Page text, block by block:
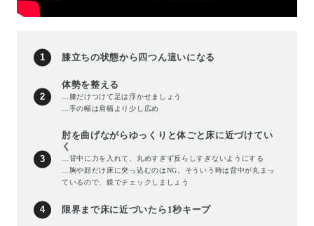
膝立ちの状態から四つん這いになる
体勢を整える
…膝だけつけて足は浮かせましょう
…手の幅は肩幅より少し広め
肘を曲げながらゆっくりと体ごと床に近づけてい
く
…背中に力を入れて、丸めすぎず反らしすぎないようにする
…胸や顔だけ床に突っ込むのはNG。そういう時は背中が丸まっ
ているので、鏡でチェックしましょう
限界まで床に近づいたら1秒キープ